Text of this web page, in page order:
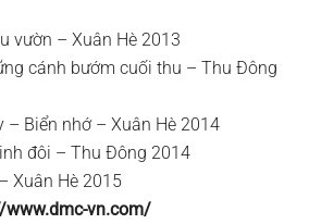
vườn – Xuân Hè 2013
cánh bướm cuối thu – Thu Đông
– Biển nhớ – Xuân Hè 2014
đôi – Thu Đông 2014
Xuân Hè 2015
www.dmc-vn.com/